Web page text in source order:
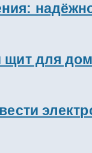
щит для